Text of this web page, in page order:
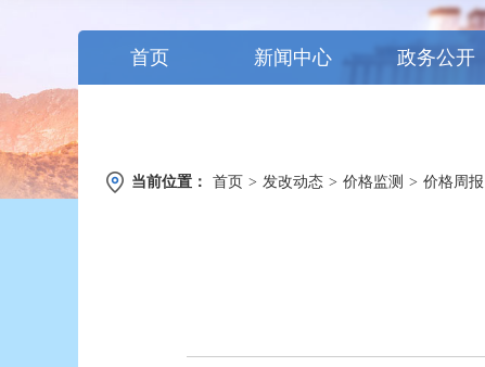
首页 新闻中心 政务公开
当前位置： 首页 > 发改动态 > 价格监测 > 价格周报